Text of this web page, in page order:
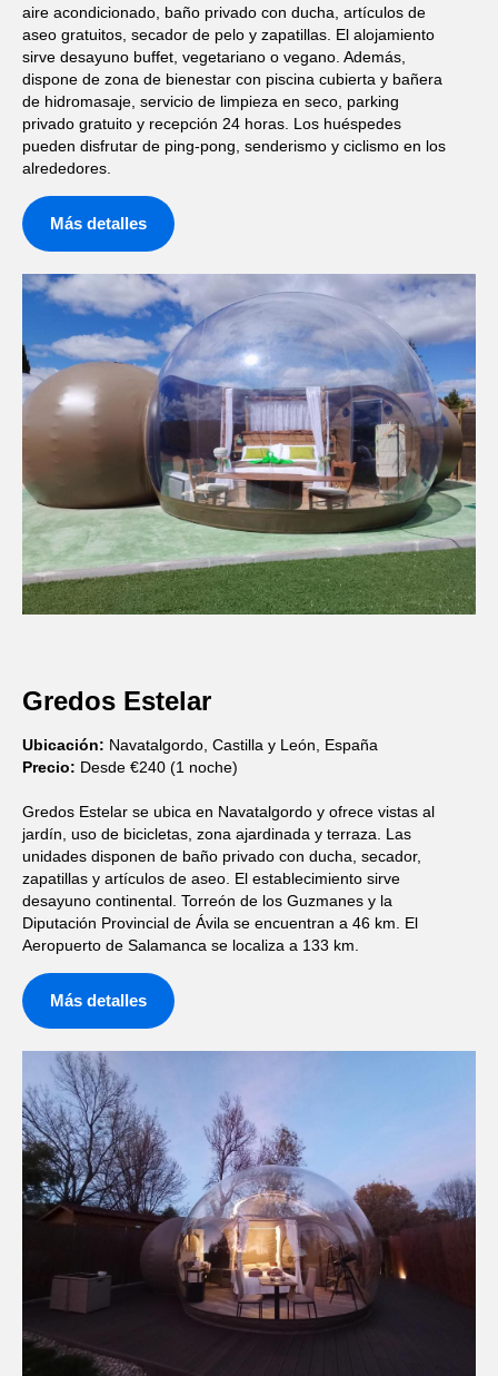
aire acondicionado, baño privado con ducha, artículos de
aseo gratuitos, secador de pelo y zapatillas. El alojamiento
sirve desayuno buffet, vegetariano o vegano. Además,
dispone de zona de bienestar con piscina cubierta y bañera
de hidromasaje, servicio de limpieza en seco, parking
privado gratuito y recepción 24 horas. Los huéspedes
pueden disfrutar de ping-pong, senderismo y ciclismo en los
alrededores.
Más detalles
Gredos Estelar
Ubicación: Navatalgordo, Castilla y León, España
Precio: Desde €240 (1 noche)
Gredos Estelar se ubica en Navatalgordo y ofrece vistas al
jardín, uso de bicicletas, zona ajardinada y terraza. Las
unidades disponen de baño privado con ducha, secador,
zapatillas y artículos de aseo. El establecimiento sirve
desayuno continental. Torreón de los Guzmanes y la
Diputación Provincial de Ávila se encuentran a 46 km. El
Aeropuerto de Salamanca se localiza a 133 km.
Más detalles